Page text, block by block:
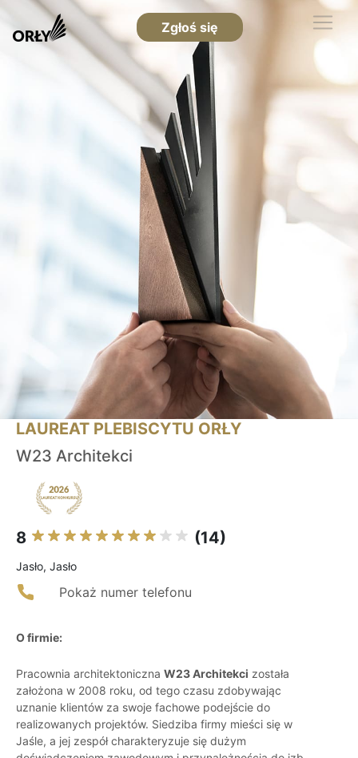
Zgłoś się
LAUREAT PLEBISCYTU ORŁY
W23 Architekci
8 (14)
Jasło, Jasło
Pokaż numer telefonu
O firmie:
Pracownia architektoniczna W23 Architekci została
założona w 2008 roku, od tego czasu zdobywając
uznanie klientów za swoje fachowe podejście do
realizowanych projektów. Siedziba firmy mieści się w
Jaśle, a jej zespół charakteryzuje się dużym